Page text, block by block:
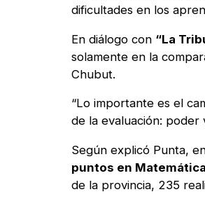
dificultades en los
En diálogo con “La
solamente en la
Chubut.
“Lo importante es el
de la evaluación: poder
Según explicó Punta,
puntos en Matemática
de la provincia, 235